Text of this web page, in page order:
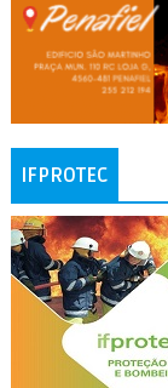
IFPROTEC